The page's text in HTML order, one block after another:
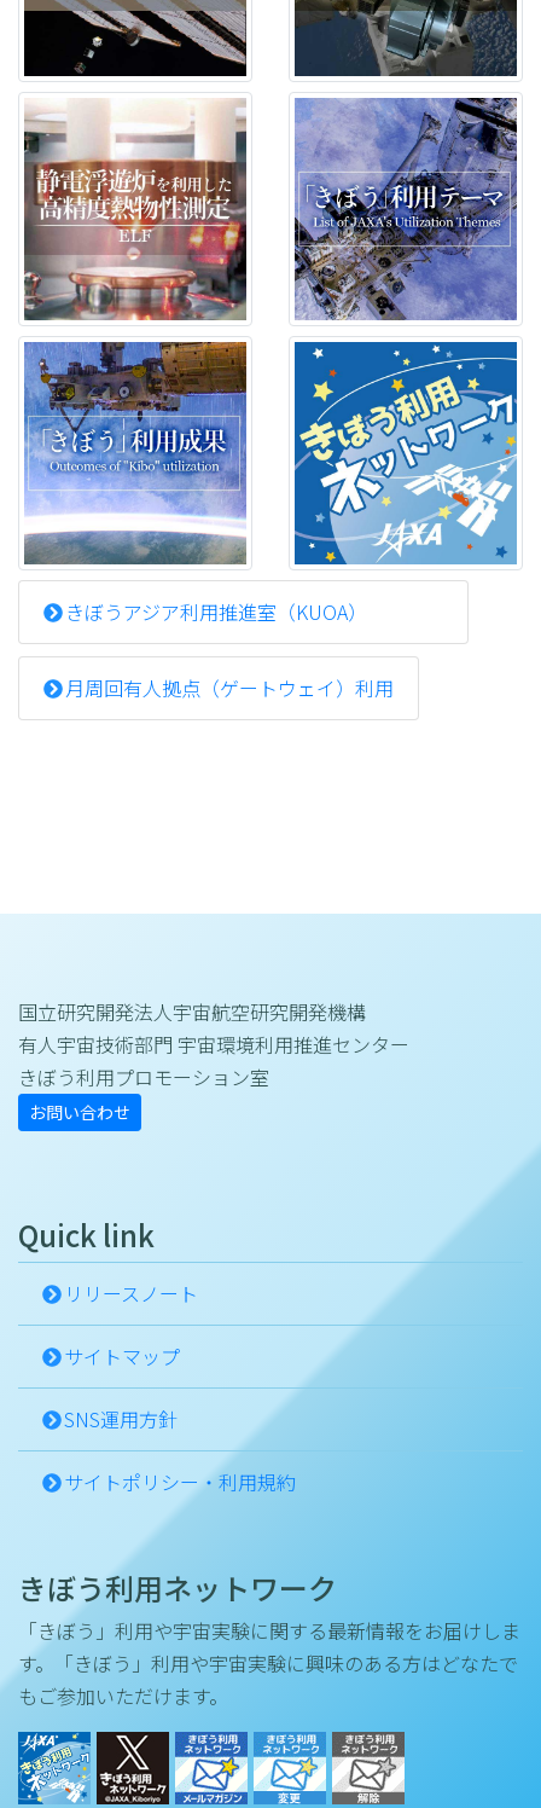
きぼうアジア利用推進室（KUOA）
月周回有人拠点（ゲートウェイ）利用
国立研究開発法人宇宙航空研究開発機構
有人宇宙技術部門 宇宙環境利用推進センター
きぼう利用プロモーション室
お問い合わせ
Quick link
リリースノート
サイトマップ
SNS運用方針
サイトポリシー・利用規約
きぼう利用ネットワーク
「きぼう」利用や宇宙実験に関する最新情報をお届けしま
す。「きぼう」利用や宇宙実験に興味のある方はどなたで
もご参加いただけます。